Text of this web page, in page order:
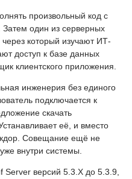
произвольный код с
один из серверных
который изучают ИТ-
доступ к базе данных
клиентского приложения.
инженерия без единого
подключается к
скачать
её, и вместо
Совещание ещё не
внутри системы.
версий 5.3.X до 5.3.9,